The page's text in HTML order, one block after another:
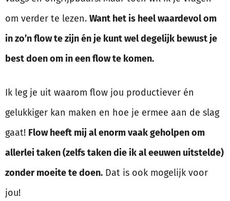
om verder te lezen. Want het is heel waardevol om
in zo’n flow te zijn én je kunt wel degelijk bewust je
best doen om in een flow te komen.
Ik leg je uit waarom flow jou productiever én
gelukkiger kan maken en hoe je ermee aan de slag
gaat! Flow heeft mij al enorm vaak geholpen om
allerlei taken (zelfs taken die ik al eeuwen uitstelde)
zonder moeite te doen. Dat is ook mogelijk voor
jou!